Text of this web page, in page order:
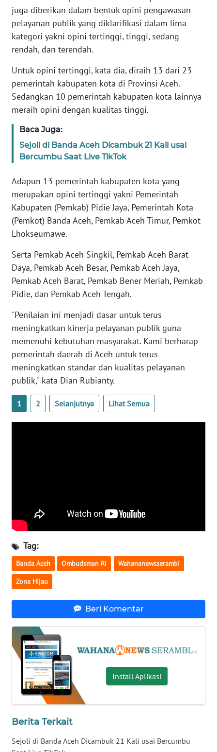
juga diberikan dalam bentuk opini pengawasan
pelayanan publik yang diklarifikasi dalam lima
kategori yakni opini tertinggi, tinggi, sedang
rendah, dan terendah.
Untuk opini tertinggi, kata dia, diraih 13 dari 23
pemerintah kabupaten kota di Provinsi Aceh.
Sedangkan 10 pemerintah kabupaten kota lainnya
meraih opini dengan kualitas tinggi.
Baca Juga:
Sejoli di Banda Aceh Dicambuk 21 Kali usai
Bercumbu Saat Live TikTok
Adapun 13 pemerintah kabupaten kota yang
merupakan opini tertinggi yakni Pemerintah
Kabupaten (Pemkab) Pidie Jaya, Pemerintah Kota
(Pemkot) Banda Aceh, Pemkab Aceh Timur, Pemkot
Lhokseumawe.
Serta Pemkab Aceh Singkil, Pemkab Aceh Barat
Daya, Pemkab Aceh Besar, Pemkab Aceh Jaya,
Pemkab Aceh Barat, Pemkab Bener Meriah, Pemkab
Pidie, dan Pemkab Aceh Tengah.
"Penilaian ini menjadi dasar untuk terus
meningkatkan kinerja pelayanan publik guna
memenuhi kebutuhan masyarakat. Kami berharap
pemerintah daerah di Aceh untuk terus
meningkatkan standar dan kualitas pelayanan
publik," kata Dian Rubianty.
1 2 Selanjutnya Lihat Semua
Tag:
Banda Aceh Ombudsman Ri Wahananewsserambi
Zona Hijau
Beri Komentar
Install Aplikasi
Berita Terkait
Sejoli di Banda Aceh Dicambuk 21 Kali usai Bercumbu
WN
KEPRI
PAPUA
WN
PAPUA
WN
RIAU
WN
SERAMBI
WN
JAMBI
WN
SULTRA
WN
NTB
SULTENG
WN
SULBAR
WN
BABEL
BENGKULU
LAMPUNG
WN
JATENG
NUSANTARA
WN
JOGJA
WN
JATIM
WN
BALI